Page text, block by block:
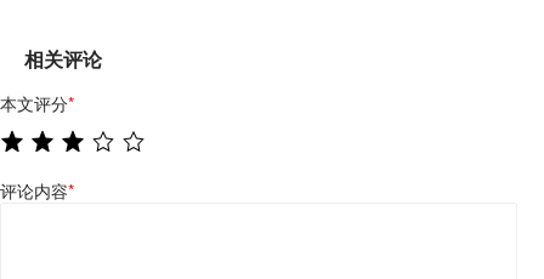
相关评论
本文评分*
评论内容*